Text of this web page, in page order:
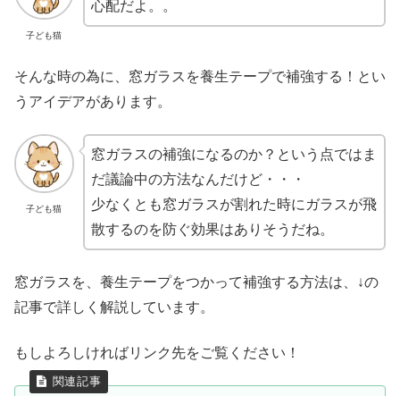
子ども猫
心配だよ。。
そんな時の為に、窓ガラスを養生テープで補強する！とい
うアイデアがあります。
子ども猫
窓ガラスの補強になるのか？という点ではま
だ議論中の方法なんだけど・・・
少なくとも窓ガラスが割れた時にガラスが飛
散するのを防ぐ効果はありそうだね。
窓ガラスを、養生テープをつかって補強する方法は、↓の
記事で詳しく解説しています。
もしよろしければリンク先をご覧ください！